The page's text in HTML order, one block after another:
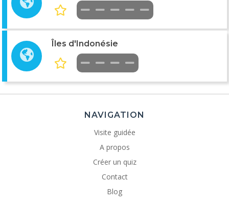
Îles d'Indonésie
NAVIGATION
Visite guidée
A propos
Créer un quiz
Contact
Blog